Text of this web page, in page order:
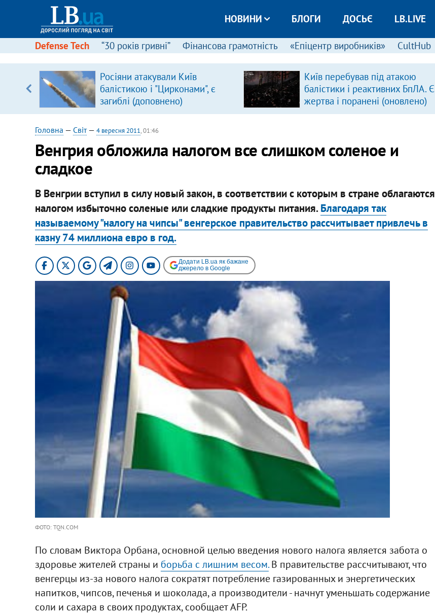
НОВИНИ БЛОГИ ДОСЬЄ LB.LIVE
Defense Tech “30 років гривні” Фінансова грамотність «Епіцентр виробників» CultHub
Росіяни атакували Київ
балістикою і "Цирконами", є
загиблі (доповнено)
Київ перебував під атакою
балістики і реактивних БпЛА. Є
жертва і поранені (оновлено)
Головна — Світ— 4 вересня 2011, 01:46
Венгрия обложила налогом все слишком соленое и
сладкое
В Венгрии вступил в силу новый закон, в соответствии с которым в стране облагаются
налогом избыточно соленые или сладкие продукты питания.Благодаря так
называемому "налогу на чипсы" венгерское правительство рассчитывает привлечь в
казну 74 миллиона евро в год.
Додати LB.ua як бажане
джерело в Google
ФОТО: TQN.COM
По словам Виктора Орбана, основной целью введения нового налога является забота о
здоровье жителей страны и борьба с лишним весом.В правительстве рассчитывают, что
венгерцы из-за нового налога сократят потребление газированных и энергетических
напитков, чипсов, печенья и шоколада, а производители - начнут уменьшать содержание
соли и сахара в своих продуктах, сообщает AFP.